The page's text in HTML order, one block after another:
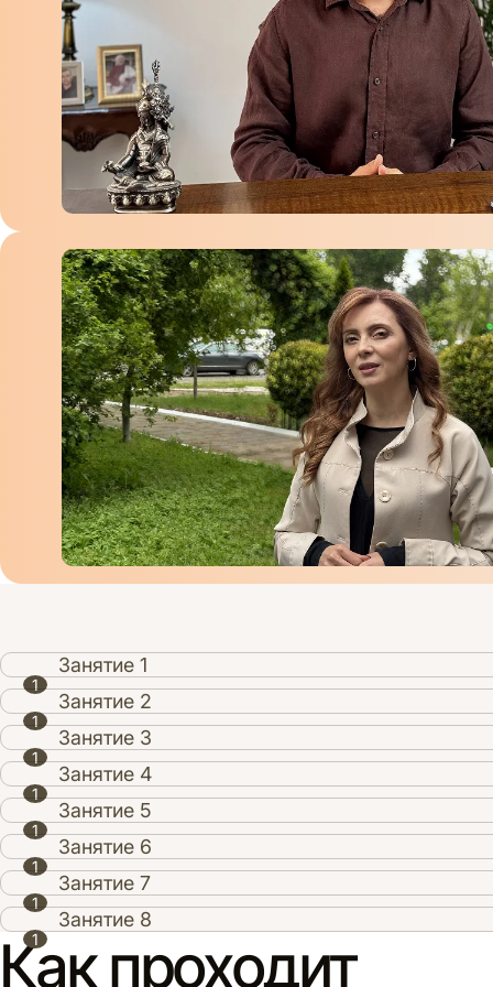
Занятие 1
Занятие 2
Занятие 3
Занятие 4
Занятие 5
Занятие 6
Занятие 7
Занятие 8
Как проходит